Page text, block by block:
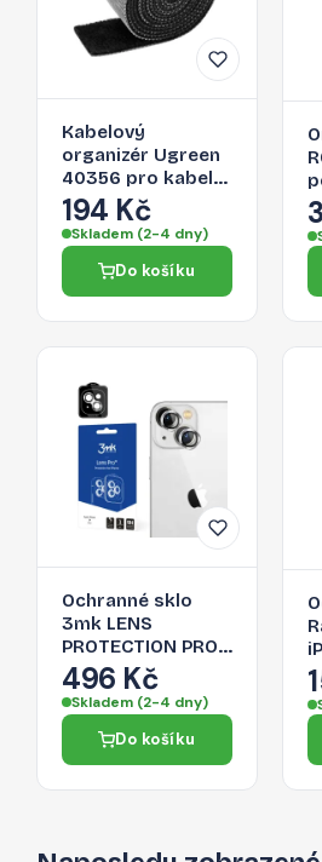
Kabelový
organizér Ugreen
40356 pro kabely
- černá
194 Kč
Skladem (2-4 dny)
Do košíku
Ochranné sklo
3mk LENS
PROTECTION PRO
pro iPhone 14 -
stříbrná
496 Kč
Skladem (2-4 dny)
Do košíku